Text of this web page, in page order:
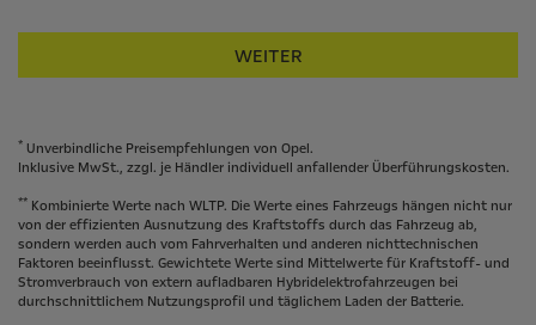
WEITER
* Unverbindliche Preisempfehlungen von Opel.
Inklusive MwSt., zzgl. je Händler individuell anfallender Überführungskosten.
** Kombinierte Werte nach WLTP. Die Werte eines Fahrzeugs hängen nicht nur
von der effizienten Ausnutzung des Kraftstoffs durch das Fahrzeug ab,
sondern werden auch vom Fahrverhalten und anderen nichttechnischen
Faktoren beeinflusst. Gewichtete Werte sind Mittelwerte für Kraftstoff- und
Stromverbrauch von extern aufladbaren Hybridelektrofahrzeugen bei
durchschnittlichem Nutzungsprofil und täglichem Laden der Batterie.